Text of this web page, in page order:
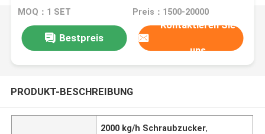
MOQ：1 SET Preis：1500-20000
Bestpreis
Kontaktieren Sie
uns
PRODUKT-BESCHREIBUNG
2000 kg/h Schraubzucker,